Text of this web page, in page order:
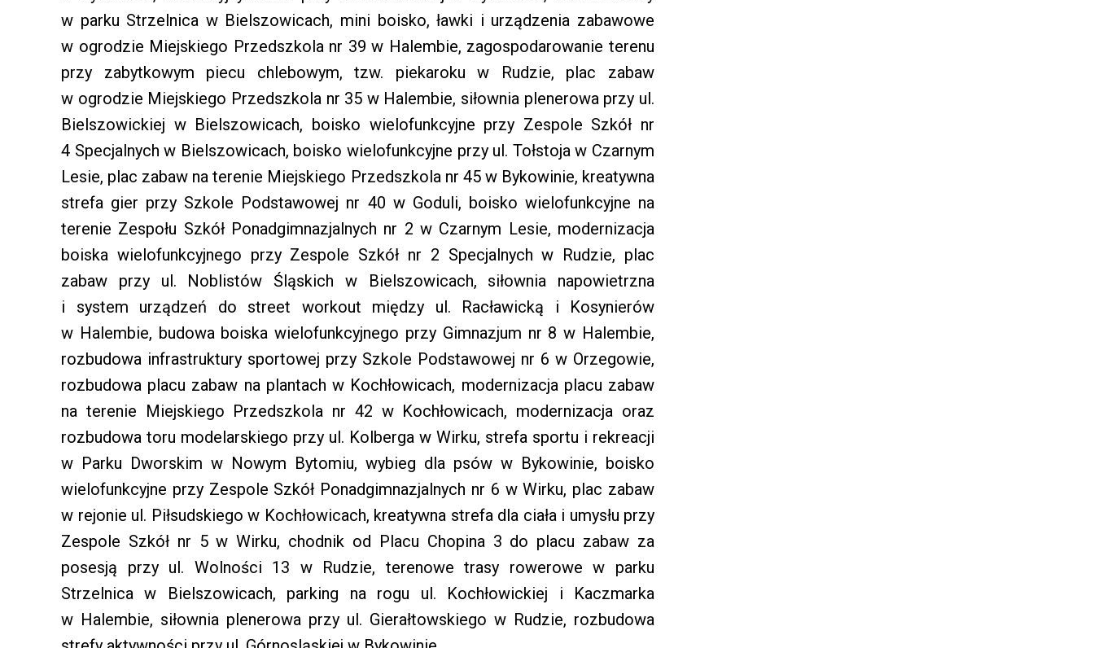
w parku Strzelnica w Bielszowicach, mini boisko, ławki i urządzenia zabawowe
w ogrodzie Miejskiego Przedszkola nr 39 w Halembie, zagospodarowanie terenu
przy zabytkowym piecu chlebowym, tzw. piekaroku w Rudzie, plac zabaw
w ogrodzie Miejskiego Przedszkola nr 35 w Halembie, siłownia plenerowa przy ul.
Bielszowickiej w Bielszowicach, boisko wielofunkcyjne przy Zespole Szkół nr
4 Specjalnych w Bielszowicach, boisko wielofunkcyjne przy ul. Tołstoja w Czarnym
Lesie, plac zabaw na terenie Miejskiego Przedszkola nr 45 w Bykowinie, kreatywna
strefa gier przy Szkole Podstawowej nr 40 w Goduli, boisko wielofunkcyjne na
terenie Zespołu Szkół Ponadgimnazjalnych nr 2 w Czarnym Lesie, modernizacja
boiska wielofunkcyjnego przy Zespole Szkół nr 2 Specjalnych w Rudzie, plac
zabaw przy ul. Noblistów Śląskich w Bielszowicach, siłownia napowietrzna
i system urządzeń do street workout między ul. Racławicką i Kosynierów
w Halembie, budowa boiska wielofunkcyjnego przy Gimnazjum nr 8 w Halembie,
rozbudowa infrastruktury sportowej przy Szkole Podstawowej nr 6 w Orzegowie,
rozbudowa placu zabaw na plantach w Kochłowicach, modernizacja placu zabaw
na terenie Miejskiego Przedszkola nr 42 w Kochłowicach, modernizacja oraz
rozbudowa toru modelarskiego przy ul. Kolberga w Wirku, strefa sportu i rekreacji
w Parku Dworskim w Nowym Bytomiu, wybieg dla psów w Bykowinie, boisko
wielofunkcyjne przy Zespole Szkół Ponadgimnazjalnych nr 6 w Wirku, plac zabaw
w rejonie ul. Piłsudskiego w Kochłowicach, kreatywna strefa dla ciała i umysłu przy
Zespole Szkół nr 5 w Wirku, chodnik od Placu Chopina 3 do placu zabaw za
posesją przy ul. Wolności 13 w Rudzie, terenowe trasy rowerowe w parku
Strzelnica w Bielszowicach, parking na rogu ul. Kochłowickiej i Kaczmarka
w Halembie, siłownia plenerowa przy ul. Gierałtowskiego w Rudzie, rozbudowa